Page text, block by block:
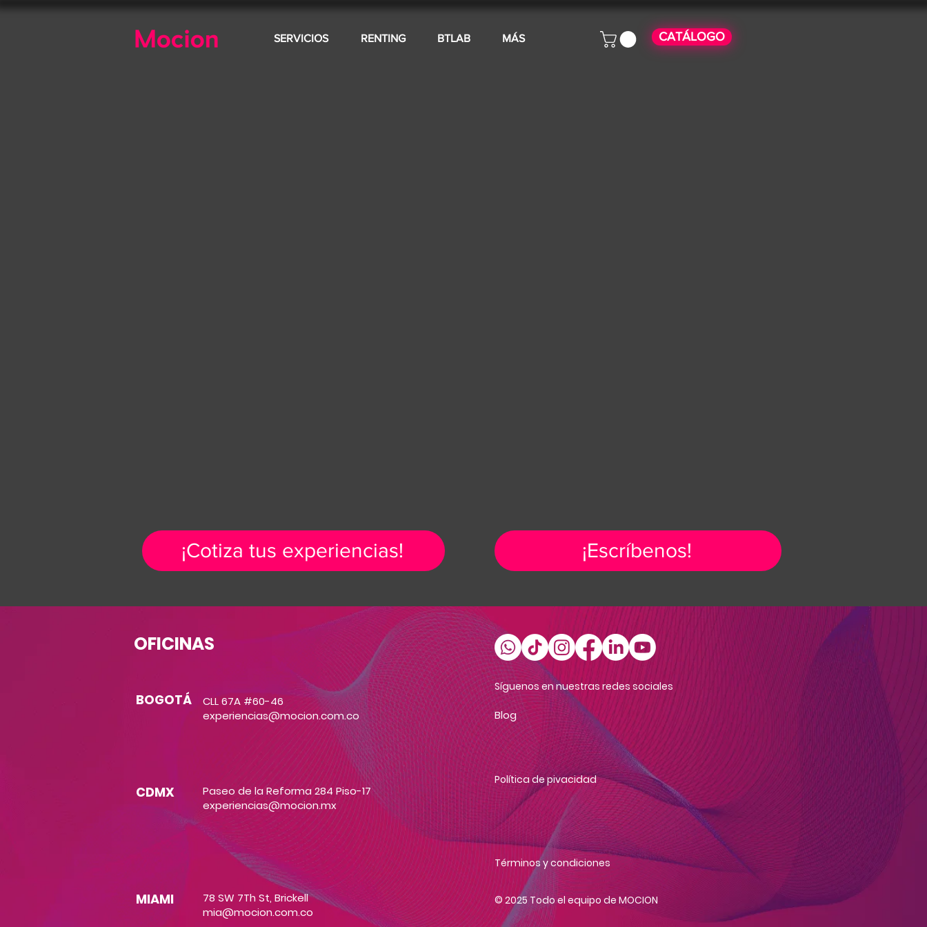
SERVICIOS RENTING BTLAB MÁS CATÁLOGO
¡Cotiza tus experiencias! ¡Escríbenos!
OFICINAS
CLL 67A #60-46
experiencias@mocion.com.co
BOGOTÁ
Paseo de la Reforma 284 Piso-17
experiencias@mocion.mx
CDMX
Síguenos en nuestras redes sociales
Blog
Política de pivacidad
Términos y condiciones
78 SW 7Th St, Brickell
mia@mocion.com.co
MIAMI © 2025 Todo el equipo de MOCION